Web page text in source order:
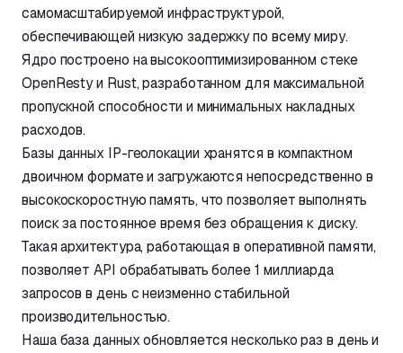
самомасштабируемой инфраструктурой,
обеспечивающей низкую задержку по всему миру.
Ядро построено на высокооптимизированном стеке
OpenResty и Rust, разработанном для максимальной
пропускной способности и минимальных накладных
расходов.
Базы данных IP-геолокации хранятся в компактном
двоичном формате и загружаются непосредственно в
высокоскоростную память, что позволяет выполнять
поиск за постоянное время без обращения к диску.
Такая архитектура, работающая в оперативной памяти,
позволяет API обрабатывать более 1 миллиарда
запросов в день с неизменно стабильной
производительностью.
Наша база данных обновляется несколько раз в день и